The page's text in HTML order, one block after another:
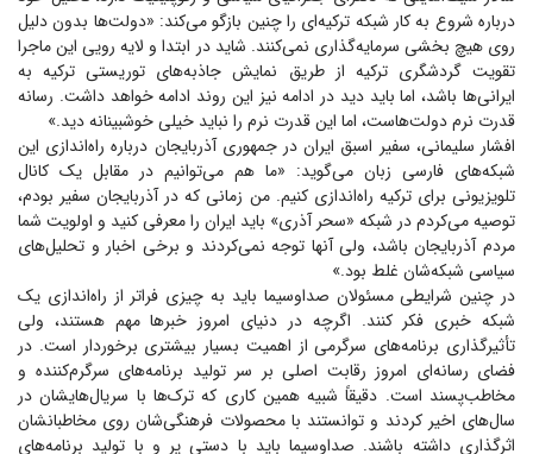
درباره شروع به کار شبکه ترکیه‌ای را چنین بازگو می‌کند: «دولت‌ها بدون دلیل
روی هیچ بخشی سرمایه‌گذاری نمی‌کنند. شاید در ابتدا و لایه رویی این ماجرا
تقویت گردشگری ترکیه از طریق نمایش جاذبه‌های توریستی ترکیه به
ایرانی‌ها باشد، اما باید دید در ادامه نیز این روند ادامه خواهد داشت. رسانه
قدرت نرم دولت‌هاست، اما این قدرت نرم را نباید خیلی خوشبینانه دید.»
افشار سلیمانی، سفیر اسبق ایران در جمهوری آذربایجان درباره راه‌اندازی این
شبکه‌های فارسی زبان می‌گوید: «ما هم می‌توانیم در مقابل یک کانال
تلویزیونی برای ترکیه راه‌اندازی کنیم. من زمانی که در آذربایجان سفیر بودم،
توصیه می‌کردم در شبکه «سحر آذری» باید ایران را معرفی کنید و اولویت شما
مردم آذربایجان باشد، ولی آنها توجه نمی‌کردند و برخی اخبار و تحلیل‌های
سیاسی شبکه‌شان غلط بود.»
در چنین شرایطی مسئولان صداوسیما باید به چیزی فراتر از راه‌اندازی یک
شبکه خبری فکر کنند. اگرچه در دنیای امروز خبر‌ها مهم هستند، ولی
تأثیرگذاری برنامه‌های سرگرمی از اهمیت بسیار بیشتری برخوردار است. در
فضای رسانه‌ای امروز رقابت اصلی بر سر تولید برنامه‌های سرگرم‌کننده و
مخاطب‌پسند است. دقیقاً شبیه همین کاری که ترک‌ها با سریال‌هایشان در
سال‌های اخیر کردند و توانستند با محصولات فرهنگی‌شان روی مخاطبانشان
اثرگذاری داشته باشند. صداوسیما باید با دستی پر و با تولید برنامه‌های